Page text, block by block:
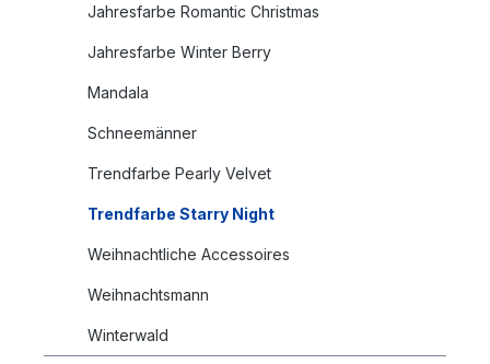
Jahresfarbe Romantic Christmas
Jahresfarbe Winter Berry
Mandala
Schneemänner
Trendfarbe Pearly Velvet
Trendfarbe Starry Night
Weihnachtliche Accessoires
Weihnachtsmann
Winterwald